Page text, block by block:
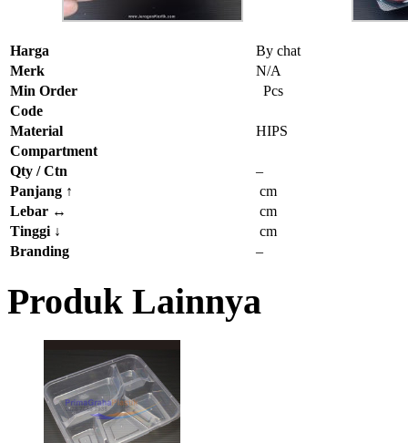
Harga
By chat
Merk
N/A
Min Order
Pcs
Code
Material
HIPS
Compartment
Qty / Ctn
–
Panjang ↑
cm
Lebar ↔
cm
Tinggi ↓
cm
Branding
–
Produk Lainnya